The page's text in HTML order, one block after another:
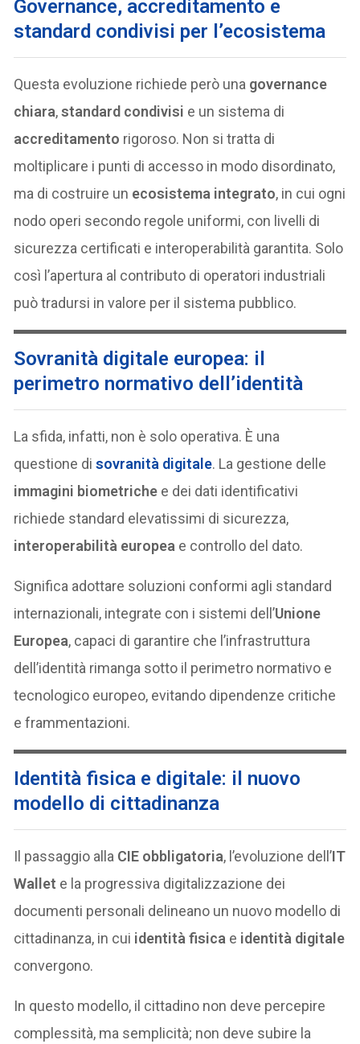
Governance, accreditamento e
standard condivisi per l’ecosistema
Questa evoluzione richiede però una governance
chiara,standard condivisi e un sistema di
accreditamento rigoroso. Non si tratta di
moltiplicare i punti di accesso in modo disordinato,
ma di costruire un ecosistema integrato, in cui ogni
nodo operi secondo regole uniformi, con livelli di
sicurezza certificati e interoperabilità garantita. Solo
così l’apertura al contributo di operatori industriali
può tradursi in valore per il sistema pubblico.
Sovranità digitale europea: il
perimetro normativo dell’identità
La sfida, infatti, non è solo operativa. È una
questione disovranità digitale. La gestione delle
immagini biometriche e dei dati identificativi
richiede standard elevatissimi di sicurezza,
interoperabilità europea e controllo del dato.
Significa adottare soluzioni conformi agli standard
internazionali, integrate con i sistemi dell’Unione
Europea, capaci di garantire che l’infrastruttura
dell’identità rimanga sotto il perimetro normativo e
tecnologico europeo, evitando dipendenze critiche
e frammentazioni.
Identità fisica e digitale: il nuovo
modello di cittadinanza
Il passaggio alla CIE obbligatoria, l’evoluzione dell’IT
Wallet e la progressiva digitalizzazione dei
documenti personali delineano un nuovo modello di
cittadinanza, in cui identità fisica e identità digitale
convergono.
In questo modello, il cittadino non deve percepire
complessità, ma semplicità; non deve subire la